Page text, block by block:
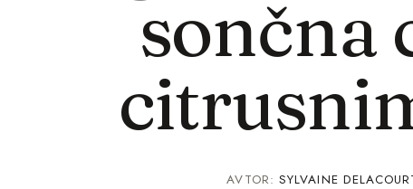
sončna
AVTOR:SYLVAINE